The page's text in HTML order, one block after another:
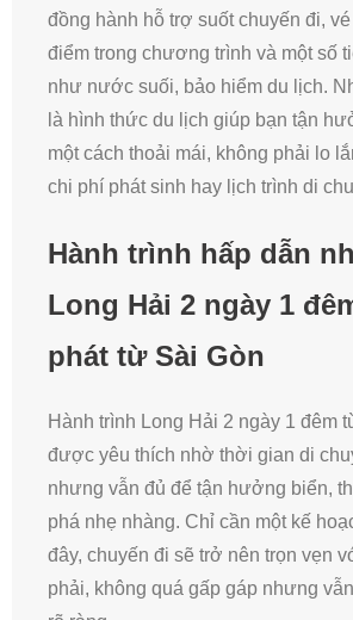
đồng hành hỗ trợ suốt chuyến đi,
điểm trong chương trình và một số
như nước suối, bảo hiểm du lịch.
là hình thức du lịch giúp bạn tận
một cách thoải mái, không phải lo
chi phí phát sinh hay lịch trình di
Hành trình hấp dẫn
Long Hải 2 ngày 1
phát từ Sài Gòn
Hành trình Long Hải 2 ngày 1 đêm
được yêu thích nhờ thời gian di
nhưng vẫn đủ để tận hưởng biển,
phá nhẹ nhàng. Chỉ cần một kế
đây, chuyến đi sẽ trở nên trọn vẹn
phải, không quá gấp gáp nhưng